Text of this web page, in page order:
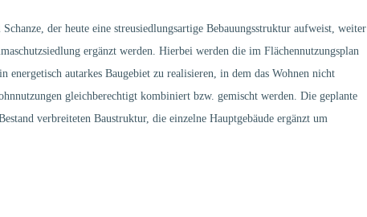
der heute eine streusiedlungsartige Bebauungsstruktur aufweist, weiter
ergänzt werden. Hierbei werden die im Flächennutzungsplan
energetisch autarkes Baugebiet zu realisieren, in dem das Wohnen nicht
gleichberechtigt kombiniert bzw. gemischt werden. Die geplante
verbreiteten Baustruktur, die einzelne Hauptgebäude ergänzt um